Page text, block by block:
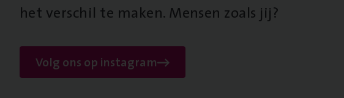
het verschil te maken. Mensen zoals jij?
Volg ons op instagram